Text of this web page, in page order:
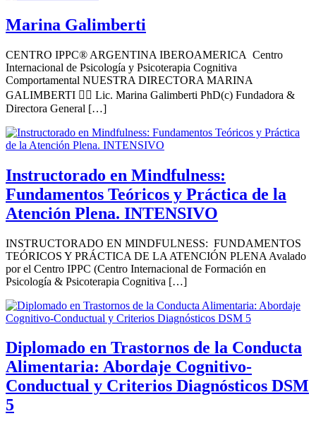
Marina Galimberti
CENTRO IPPC® ARGENTINA IBEROAMERICA Centro
Internacional de Psicología y Psicoterapia Cognitiva
Comportamental NUESTRA DIRECTORA MARINA
GALIMBERTI 👩‍⚕️ Lic. Marina Galimberti PhD(c) Fundadora &
Directora General […]
Instructorado en Mindfulness:
Fundamentos Teóricos y Práctica de la
Atención Plena. INTENSIVO
INSTRUCTORADO EN MINDFULNESS: FUNDAMENTOS
TEÓRICOS Y PRÁCTICA DE LA ATENCIÓN PLENA Avalado
por el Centro IPPC (Centro Internacional de Formación en
Psicología & Psicoterapia Cognitiva […]
Diplomado en Trastornos de la Conducta
Alimentaria: Abordaje Cognitivo-
Conductual y Criterios Diagnósticos DSM
5